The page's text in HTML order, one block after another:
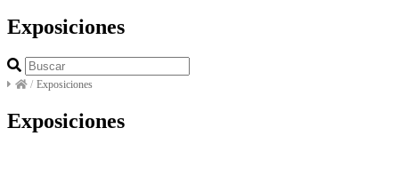
Exposiciones
/ Exposiciones
Exposiciones